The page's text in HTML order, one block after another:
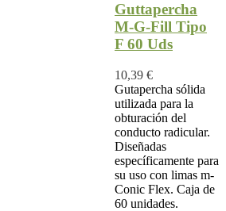
Guttapercha
M-G-Fill Tipo
F 60 Uds
10,39 €
Gutapercha sólida
utilizada para la
obturación del
conducto radicular.
Diseñadas
específicamente para
su uso con limas m-
Conic Flex. Caja de
60 unidades.